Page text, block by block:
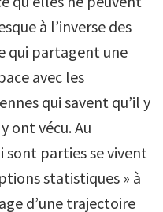
à l’inverse des
qui partagent une
avec les
qui savent qu’il y
ont vécu. Au
sont parties se vivent
statistiques » à
d’une trajectoire